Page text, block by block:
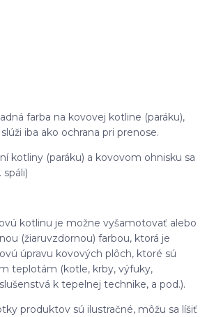
farba na kovovej kotline (paráku),
iba ako ochrana pri prenose.
kotliny (paráku) a kovovom ohnisku sa
kotlinu je možne vyšamotovať alebo
(žiaruvzdornou) farbou, ktorá je
úpravu kovových plôch, ktoré sú
teplotám (kotle, krby, výfuky,
k tepelnej technike, a pod.).
produktov sú ilustračné, môžu sa líšiť